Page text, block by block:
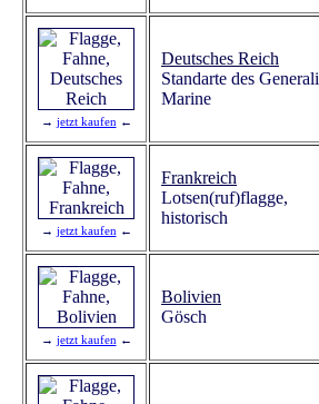
→ jetzt kaufen ←
Deutsches Reich
Standarte des
Marine
→ jetzt kaufen ←
Frankreich
Lotsen(ruf)flagge,
historisch
→ jetzt kaufen ←
Bolivien
Gösch